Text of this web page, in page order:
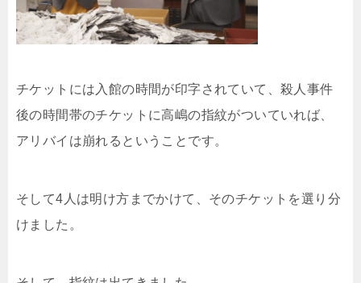
チケットには入館の時間が印字されていて、殺人事件
後の時間帯のチケットに高嶋の指紋がついていれば、
アリバイは崩れるということです。
そして4人は明け方までかけて、そのチケットを選り分
けました。